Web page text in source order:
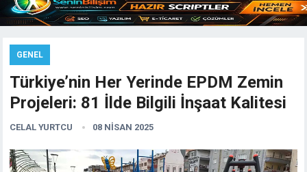
GENEL
Türkiye’nin Her Yerinde EPDM Zemin
Projeleri: 81 İlde Bilgili İnşaat Kalitesi
CELAL YURTCU 08 NISAN 2025